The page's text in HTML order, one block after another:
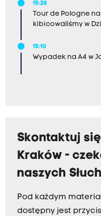
15:28
Tour de Pologne
kibicowaliśmy w
15:10
Wypadek na A4 w
Skontaktuj
Kraków -
naszych
Pod każdym
dostępny jest